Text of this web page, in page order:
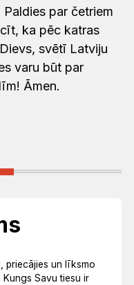
par četriem
ka pēc katras
svētī Latviju
varu būt par
Āmen.
priecājies un līksmo
Kungs Savu tiesu ir